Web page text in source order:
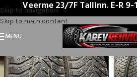
Skip to navigation
Skip to main content
Veerme 23/7F Tallinn. E-R 9-
MENU
Главная/Product Rehvitüüp/Полюс